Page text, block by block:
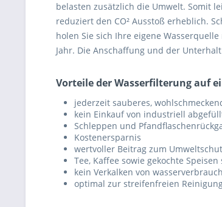
belasten zusätzlich die Umwelt. Somit
reduziert den CO² Ausstoß erheblich.
holen Sie sich Ihre eigene
Jahr. Die Anschaffung und der
Vorteile der Wasserfilterung auf
jederzeit sauberes,
kein Einkauf von industriell
Schleppen und
Kostenersparnis
wertvoller Beitrag zum
Tee, Kaffee sowie gekochte
kein Verkalken von
optimal zur streifenfreien